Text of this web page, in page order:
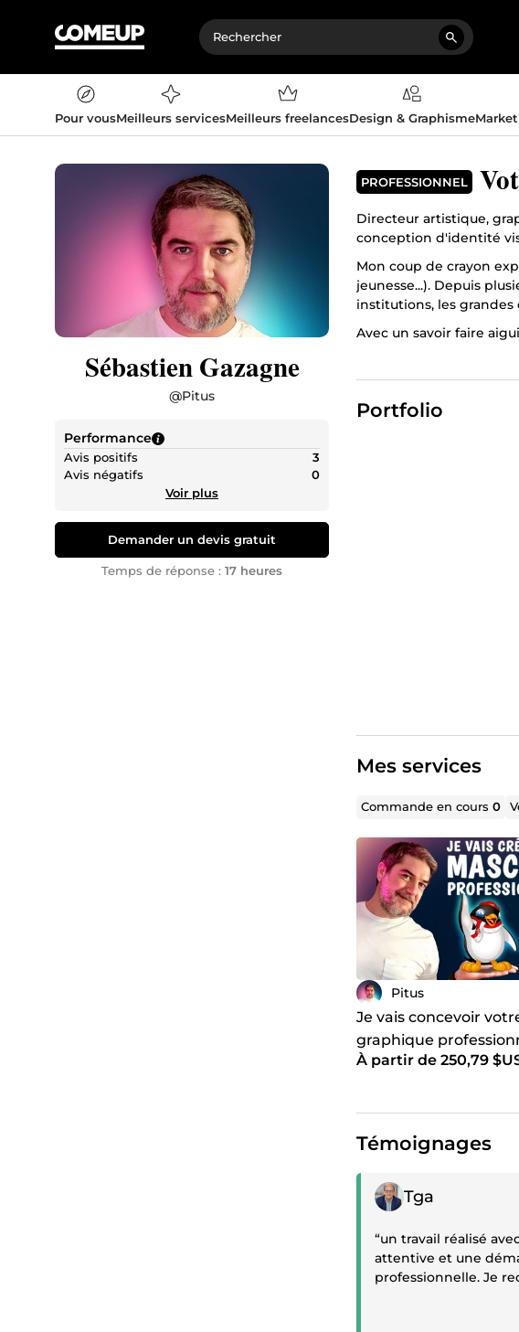
Pour vousMeilleurs servicesMeilleurs freelancesDesign & Graphisme
Sébastien Gazagne
@Pitus
Performance
Avis positifs
3
Avis négatifs
0
Voir plus
Demander un devis gratuit
Temps de réponse : 17 heures
PROFESSIONNEL
Directeur artistique,
conception d'identité
Mon coup de crayon
jeunesse...). Depuis
institutions, les grandes
Avec un savoir faire
Au plaisir de créer pour
Portfolio
Mes services
Commande en cours0
Pitus
Je vais concevoir
graphique
À partir de 250,79
Témoignages
Témoignage positif
Tga
“un travail réalisé
attentive et une
professionnelle. Je